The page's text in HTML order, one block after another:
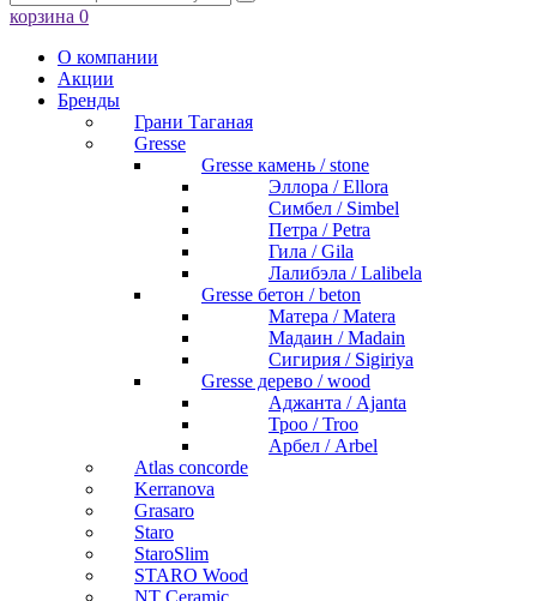
корзина 0
О компании
Акции
Бренды
Грани Таганая
Gresse
Gresse камень / stone
Эллора / Ellora
Симбел / Simbel
Петра / Petra
Гила / Gila
Лалибэла / Lalibela
Gresse бетон / beton
Матера / Matera
Мадаин / Madain
Сигирия / Sigiriya
Gresse дерево / wood
Аджанта / Ajanta
Троо / Troo
Арбел / Arbel
Atlas concorde
Kerranova
Grasaro
Staro
StaroSlim
STARO Wood
NT Ceramic